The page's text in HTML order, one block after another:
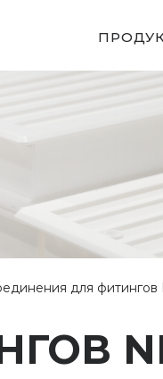
для фитингов